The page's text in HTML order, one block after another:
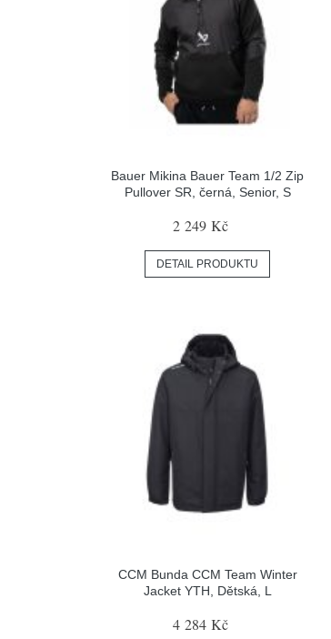
Bauer Mikina Bauer Team 1/2 Zip
Pullover SR, černá, Senior, S
2 249 Kč
DETAIL PRODUKTU
CCM Bunda CCM Team Winter
Jacket YTH, Dětská, L
4 284 Kč